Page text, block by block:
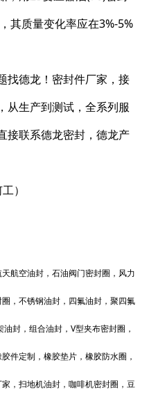
其质量变化率应在3%-5%
找德龙！密封件厂家，接
从生产到测试，全系列服
接联系德龙密封，德龙产
）
航空油封，石油阀门密封圈，风力
，不锈钢油封，四氟油封，聚四氟
封，组合油封，V型夹布密封圈，
件定制，橡胶垫片，橡胶防水圈，
，扫地机油封，咖啡机密封圈，豆